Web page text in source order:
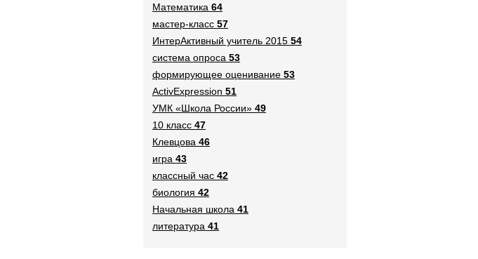
Математика 64
мастер-класс 57
ИнтерАктивный учитель 2015 54
система опроса 53
формирующее оценивание 53
ActivExpression 51
УМК «Школа России» 49
10 класс 47
Клевцова 46
игра 43
классный час 42
биология 42
Начальная школа 41
литература 41